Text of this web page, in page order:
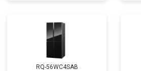
RQ-56WC4SAB